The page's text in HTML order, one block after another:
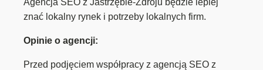
Agencja SEO z Jastrzębie-Zdroju będzie lepiej
znać lokalny rynek i potrzeby lokalnych firm.
Opinie o agencji:
Przed podjęciem współpracy z agencją SEO z